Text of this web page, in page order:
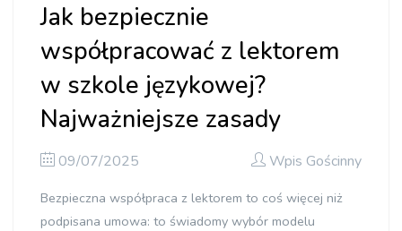
Jak bezpiecznie
współpracować z lektorem
w szkole językowej?
Najważniejsze zasady
09/07/2025 Wpis Gościnny
Bezpieczna współpraca z lektorem to coś więcej niż
podpisana umowa: to świadomy wybór modelu